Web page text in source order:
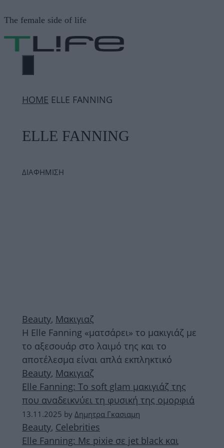
σε
περιεχόμενο
The female side of life
ΜΕΝΟΎ
ΗΟΜΕ ELLE FANNING
ELLE FANNING
ΔΙΑΦΗΜΙΣΗ
Beauty, Μακιγιαζ
H Elle Fanning «ματσάρει» το μακιγιάζ με
το αξεσουάρ στο λαιμό της και το
αποτέλεσμα είναι απλά εκπληκτικό
Beauty, Μακιγιαζ
Elle Fanning: Το soft glam μακιγιάζ της
που αναδεικνύει τη φυσική της ομορφιά
13.11.2025 by Δημητρα Γκασιαμη
Beauty, Celebrities
Elle Fanning: Με pixie σε jet black και